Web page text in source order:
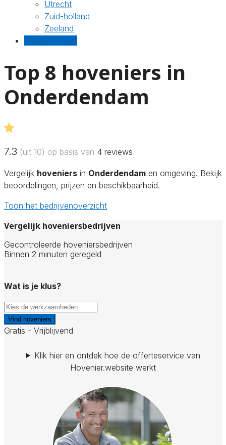
Utrecht
Zuid-holland
Zeeland
Top 8 hoveniers in
Onderdendam
7.3 (uit 10) op basis van 4 reviews
Vergelijk hoveniers in Onderdendam en omgeving. Bekijk
beoordelingen, prijzen en beschikbaarheid.
Toon het bedrijvenoverzicht
Vergelijk hoveniersbedrijven
Gecontroleerde hoveniersbedrijven
Binnen 2 minuten geregeld
Wat is je klus?
Vind hoveniers
Gratis - Vrijblijvend
Klik hier en ontdek hoe de offerteservice van
Hovenier.website werkt